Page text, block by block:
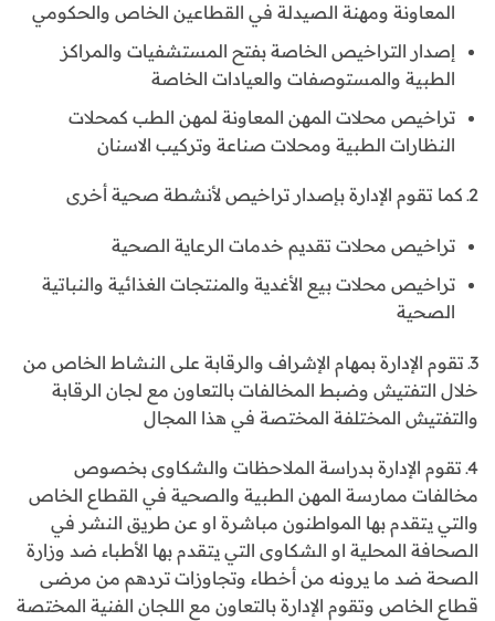
المعاونة ومهنة الصيدلة في القطاعين الخاص والحكومي
إصدار التراخيص الخاصة بفتح المستشفيات والمراكز
الطبية والمستوصفات والعيادات الخاصة
تراخيص محلات المهن المعاونة لمهن الطب كمحلات
النظارات الطبية ومحلات صناعة وتركيب الاسنان
2ـ كما تقوم الإدارة بإصدار تراخيص لأنشطة صحية أخرى
تراخيص محلات تقديم خدمات الرعاية الصحية
تراخيص محلات بيع الأغدية والمنتجات الغذائية والنباتية
الصحية
3ـ تقوم الإدارة بمهام الإشراف والرقابة على النشاط الخاص من
خلال التفتيش وضبط المخالفات بالتعاون مع لجان الرقابة
والتفتيش المختلفة المختصة في هذا المجال
4ـ تقوم الإدارة بدراسة الملاحظات والشكاوى بخصوص
مخالفات ممارسة المهن الطبية والصحية في القطاع الخاص
والتي يتقدم بها المواطنون مباشرة او عن طريق النشر في
الصحافة المحلية او الشكاوى التي يتقدم بها الأطباء ضد وزارة
الصحة ضد ما يرونه من أخطاء وتجاوزات تردهم من مرضى
قطاع الخاص وتقوم الإدارة بالتعاون مع اللجان الفنية المختصة